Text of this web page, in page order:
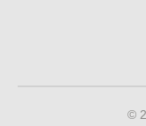
©